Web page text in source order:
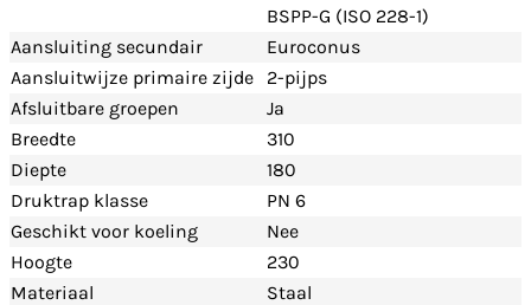
BSPP-G (ISO 228-1)
Aansluiting secundair
Euroconus
Aansluitwijze primaire zijde
2-pijps
Afsluitbare groepen
Ja
Breedte
310
Diepte
180
Druktrap klasse
PN 6
Geschikt voor koeling
Nee
Hoogte
230
Materiaal
Staal